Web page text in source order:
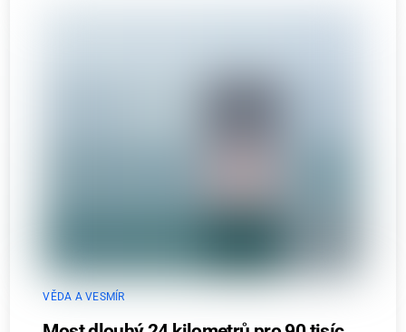
VĚDA A VESMÍR